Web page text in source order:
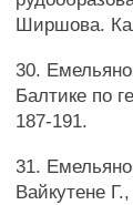
Ширшова.
30.
Балтике по
187-191.
31.
Вайкутене